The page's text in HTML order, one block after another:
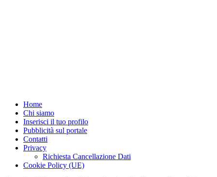
Home
Chi siamo
Inserisci il tuo profilo
Pubblicità sul portale
Contatti
Privacy
Richiesta Cancellazione Dati
Cookie Policy (UE)